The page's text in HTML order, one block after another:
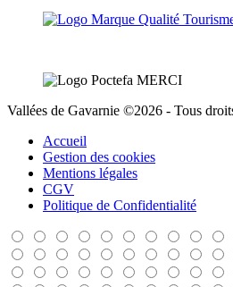
Vallées de Gavarnie ©2026 - Tous
Accueil
Gestion des cookies
Mentions légales
CGV
Politique de Confidentialité